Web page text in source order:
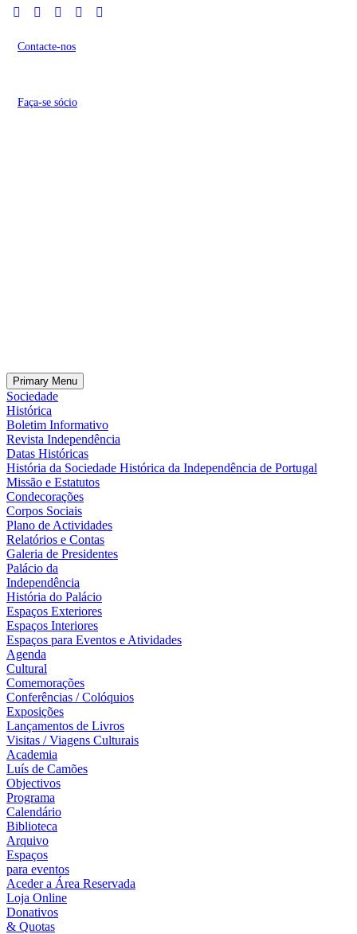
Contacte-nos
Faça-se sócio
Primary Menu
Sociedade
Histórica
Boletim Informativo
Revista Independência
Datas Históricas
História da Sociedade Histórica da Independência de Portugal
Missão e Estatutos
Condecorações
Corpos Sociais
Plano de Actividades
Relatórios e Contas
Galeria de Presidentes
Palácio da
Independência
História do Palácio
Espaços Exteriores
Espaços Interiores
Espaços para Eventos e Atividades
Agenda
Cultural
Comemorações
Conferências / Colóquios
Exposições
Lançamentos de Livros
Visitas / Viagens Culturais
Academia
Luís de Camões
Objectivos
Programa
Calendário
Biblioteca
Arquivo
Espaços
para eventos
Aceder a Área Reservada
Loja Online
Donativos
& Quotas